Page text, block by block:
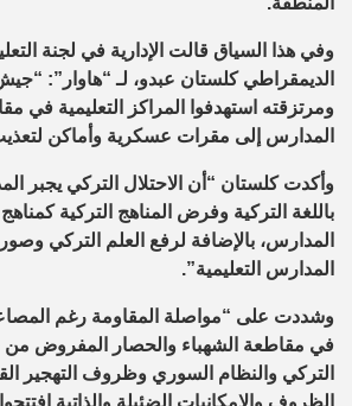
وفي هذا السياق قالت الإدارية في لجنة
الديمقراطي كلستان عبدو، لـ “هاوار”:
ومرتزقته استهدفوا المراكز التعليمية في
المدارس إلى مقرات عسكرية وأماكن
وأكدت كلستان “أن الاحتلال التركي يجبر
باللغة التركية وفرض المناهج التركية
المدارس، بالإضافة لرفع العلم التركي
المدارس التعليمية”.
وشددت على “مواصلة المقاومة رغم
في مقاطعة الشهباء والحصار المفروض من
التركي والنظام السوري وظروف التهجير
الظروف والإمكانيات الضئيلة والذاتية